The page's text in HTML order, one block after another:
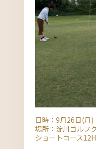
日時：9月26日(月)
場所：淀川ゴルフ
ショートコース